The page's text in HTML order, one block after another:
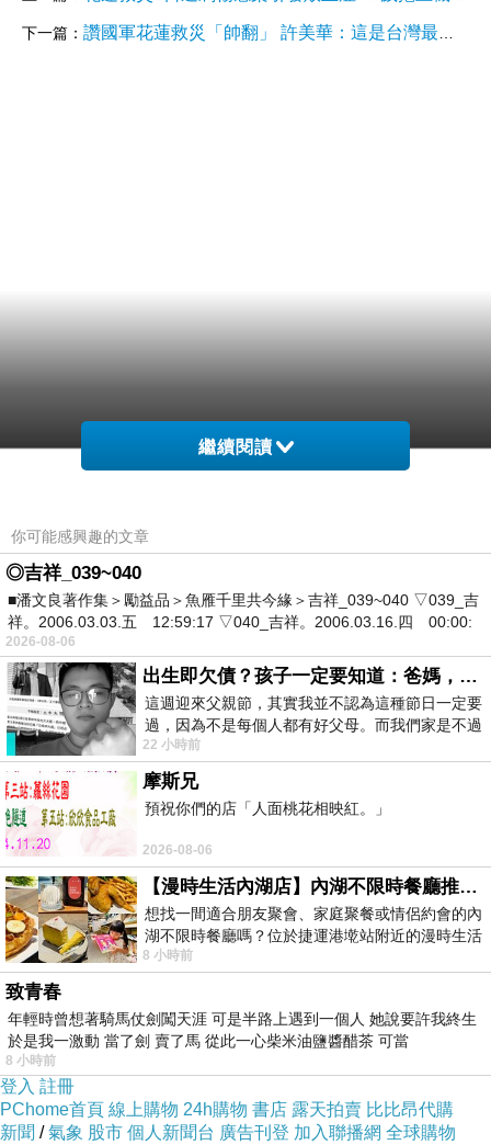
下一篇： 讚國軍花蓮救災「帥翻」 許美華：這是台灣最需要的正能量
繼續閱讀
你可能感興趣的文章
◎吉祥_039~040
■潘文良著作集＞勵益品＞魚雁千里共今緣＞吉祥_039~040 ▽039_吉
祥。2006.03.03.五 12:59:17 ▽040_吉祥。2006.03.16.四 00:00:
2026-08-06
出生即欠債？孩子一定要知道：爸媽，其實我不欠你們
這週迎來父親節，其實我並不認為這種節日一定要
過，因為不是每個人都有好父母。而我們家是不過
節的，平時也沒什麼儀式感，生活趨近冷
22 小時前
摩斯兄
預祝你們的店「人面桃花相映紅。」
2026-08-06
【漫時生活內湖店】內湖不限時餐廳推薦｜捷運港墘站美食，聚餐、約會、家庭聚會首選，正餐甜點一次滿足
想找一間適合朋友聚會、家庭聚餐或情侶約會的內
湖不限時餐廳嗎？位於捷運港墘站附近的漫時生活
內湖店，從捷運站步行約4分鐘即可抵
8 小時前
致青春
年輕時曾想著騎馬仗劍闖天涯 可是半路上遇到一個人 她說要許我終生
於是我一激動 當了劍 賣了馬 從此一心柴米油鹽醬醋茶 可當
8 小時前
登入 註冊
PChome首頁 線上購物 24h購物 書店 露天拍賣 比比昂代購
新聞 /氣象 股市 個人新聞台 廣告刊登 加入聯播網 全球購物